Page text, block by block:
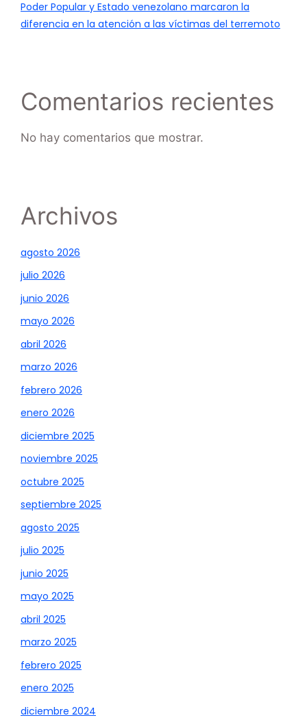
Poder Popular y Estado venezolano marcaron la
diferencia en la atención a las víctimas del terremoto
Comentarios recientes
No hay comentarios que mostrar.
Archivos
agosto 2026
julio 2026
junio 2026
mayo 2026
abril 2026
marzo 2026
febrero 2026
enero 2026
diciembre 2025
noviembre 2025
octubre 2025
septiembre 2025
agosto 2025
julio 2025
junio 2025
mayo 2025
abril 2025
marzo 2025
febrero 2025
enero 2025
diciembre 2024